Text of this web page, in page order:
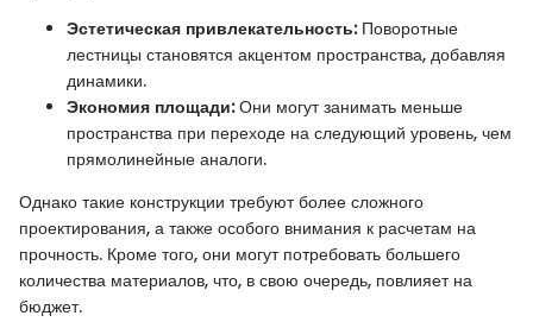
Эстетическая привлекательность:Поворотные
лестницы становятся акцентом пространства, добавляя
динамики.
Экономия площади:Они могут занимать меньше
пространства при переходе на следующий уровень, чем
прямолинейные аналоги.
Однако такие конструкции требуют более сложного
проектирования, а также особого внимания к расчетам на
прочность. Кроме того, они могут потребовать большего
количества материалов, что, в свою очередь, повлияет на
бюджет.